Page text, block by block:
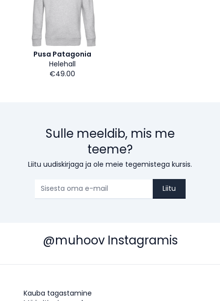
Pusa Patagonia
Helehall
€49.00
Sulle meeldib, mis me
teeme?
Liitu uudiskirjaga ja ole meie tegemistega kursis.
Liitu
@muhoov Instagramis
Kauba tagastamine